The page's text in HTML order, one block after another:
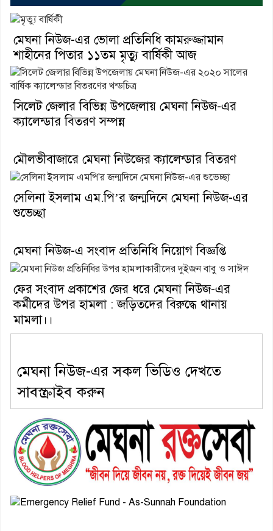
মেঘনা নিউজ-এর ভোলা প্রতিনিধি কামরুজ্জামান
শাহীনের পিতার ১১তম মৃত্যু বার্ষিকী আজ
সিলেট জেলার বিভিন্ন উপজেলায় মেঘনা নিউজ-এর
ক্যালেন্ডার বিতরণ সম্পন্ন
মৌলভীবাজারে মেঘনা নিউজের ক্যালেন্ডার বিতরণ
সেলিনা ইসলাম এম.পি’র জন্মদিনে মেঘনা নিউজ-এর
শুভেচ্ছা
মেঘনা নিউজ-এ সংবাদ প্রতিনিধি নিয়োগ বিজ্ঞপ্তি
ফের সংবাদ প্রকাশের জের ধরে মেঘনা নিউজ-এর
কর্মীদের উপর হামলা : জড়িতদের বিরুদ্ধে থানায়
মামলা।।
মেঘনা নিউজ-এর সকল ভিডিও দেখতে
সাবস্ক্রাইব করুন